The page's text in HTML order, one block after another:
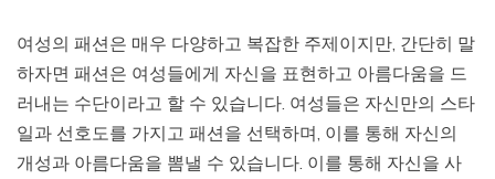
여성의 패션은 매우 다양하고 복잡한 주제이지만, 간단히 말
하자면 패션은 여성들에게 자신을 표현하고 아름다움을 드
러내는 수단이라고 할 수 있습니다. 여성들은 자신만의 스타
일과 선호도를 가지고 패션을 선택하며, 이를 통해 자신의
개성과 아름다움을 뽐낼 수 있습니다. 이를 통해 자신을 사